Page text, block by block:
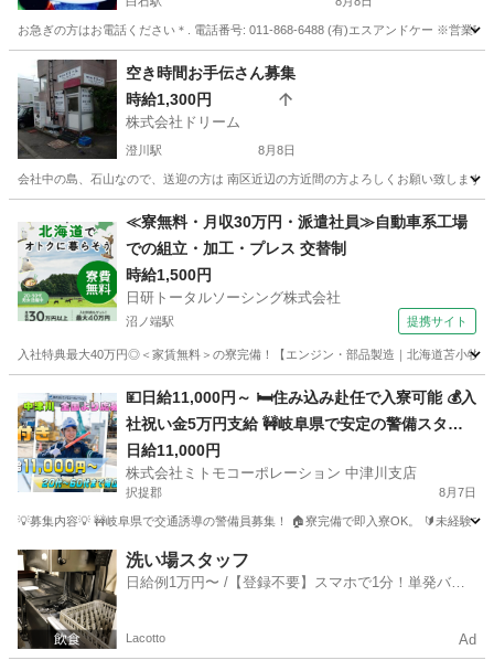
お急ぎの方はお電話ください＊. 電話番号: 011-868-6488 (有)エスアンドケー ※営業
北海道 札幌市 白石駅 警備員 スタッフ
空き時間お手伝さん募集
時給1,300円
株式会社ドリーム
澄川駅 8月8日
会社中の島、石山なので、送迎の方は 南区近辺の方近間の方よろしくお願い致しま
澄川駅 清掃 空き家
≪寮無料・月収30万円・派遣社員≫自動車系工場
での組立・加工・プレス 交替制
時給1,500円
日研トータルソーシング株式会社
沼ノ端駅 提携サイト
入社特典最大40万円◎＜家賃無料＞の寮完備！【エンジン・部品製造｜北海道苫小牧
苫小牧市 沼ノ端駅
💴日給11,000円～ 🛏️住み込み赴任で入寮可能 💰入
社祝い金5万円支給 🚧岐阜県で安定の警備スタッ
フ 🚅地方からの乗り込み費用補助 🔰未経験大歓迎
の充実研修 💻スマホで簡単Web面接 💸日払い対応
で急な出費も安心
日給11,000円
株式会社ミトモコーポレーション 中津川支店
択捉郡 8月7日
💡募集内容💡 🚧岐阜県で交通誘導の警備員募集！ 🏠寮完備で即入寮OK。 🔰未経験
北海道 択捉郡 警備員 給料
洗い場スタッフ
日給例1万円〜 /【登録不要】スマホで1分！単発バイ
Lacotto Ad